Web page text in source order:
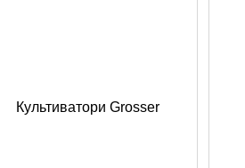
Культиватори Grosser